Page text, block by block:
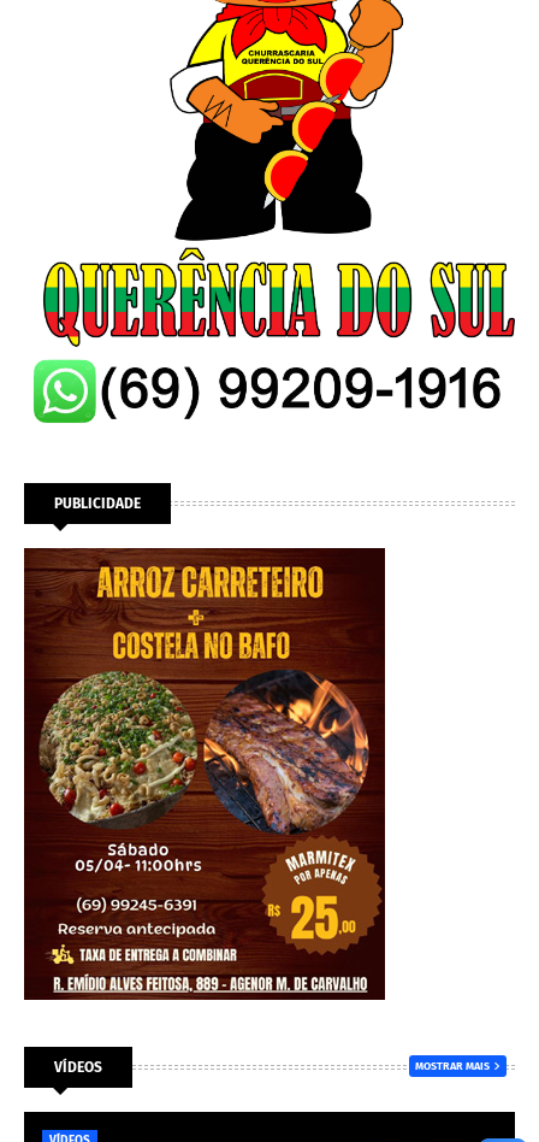
PUBLICIDADE
VÍDEOS MOSTRAR MAIS